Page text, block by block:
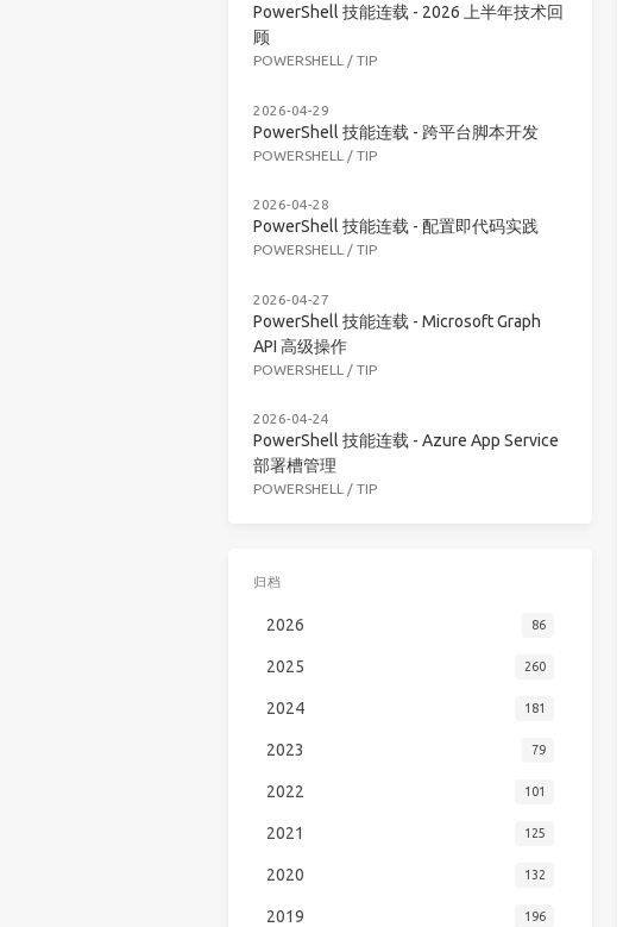
PowerShell 技能连载 - 2026 上半年技术回
顾
POWERSHELL / TIP
2026-04-29
PowerShell 技能连载 - 跨平台脚本开发
POWERSHELL / TIP
2026-04-28
PowerShell 技能连载 - 配置即代码实践
POWERSHELL / TIP
2026-04-27
PowerShell 技能连载 - Microsoft Graph
API 高级操作
POWERSHELL / TIP
2026-04-24
PowerShell 技能连载 - Azure App Service
部署槽管理
POWERSHELL / TIP
归档
2026 86
2025 260
2024 181
2023 79
2022 101
2021 125
2020 132
2019 196